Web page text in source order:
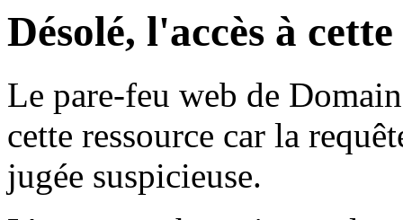
Désolé, l'accès à
Le pare-feu web de
cette ressource car la
jugée suspicieuse.